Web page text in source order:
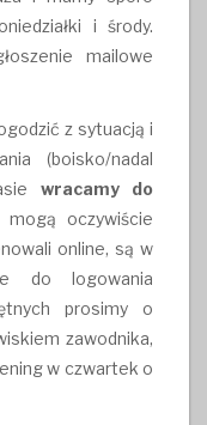
i środy.
mailowe
z sytuacją i
(boisko/nadal
wracamy do
mogą oczywiście
online, są w
do logowania
prosimy o
zawodnika,
w czwartek o